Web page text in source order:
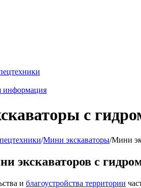
информация
с
/Мини экскаваторы/Мини
экскаваторов с
и благоустройства территории